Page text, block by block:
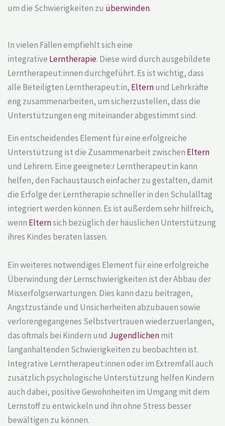
um die Schwierigkeiten zu überwinden.
In vielen Fällen empfiehlt sich eine
integrative Lerntherapie. Diese wird durch ausgebildete
Lerntherapeut:innen durchgeführt. Es ist wichtig, dass
alle Beteiligten Lerntherapeut:in, Elternund Lehrkräfte
eng zusammenarbeiten, um sicherzustellen, dass die
Unterstützungen eng miteinander abgestimmt sind.
Ein entscheidendes Element für eine erfolgreiche
Unterstützung ist die Zusammenarbeit zwischen Eltern
und Lehrern. Ein:e geeignete:r Lerntherapeut:in kann
helfen, den Fachaustausch einfacher zu gestalten, damit
die Erfolge der Lerntherapie schneller in den Schulalltag
integriert werden können. Es ist außerdem sehr hilfreich,
wenn Elternsich bezüglich der häuslichen Unterstützung
ihres Kindes beraten lassen.
Ein weiteres notwendiges Element für eine erfolgreiche
Überwindung der Lernschwierigkeiten ist der Abbau der
Misserfolgserwartungen. Dies kann dazu beitragen,
Angstzustände und Unsicherheiten abzubauen sowie
verlorengegangenes Selbstvertrauen wiederzuerlangen,
das oftmals bei Kindern und Jugendlichenmit
langanhaltenden Schwierigkeiten zu beobachten ist.
Integrative Lerntherapeut:innen oder im Extremfall auch
zusätzlich psychologische Unterstützung helfen Kindern
auch dabei, positive Gewohnheiten im Umgang mit dem
Lernstoff zu entwickeln und ihn ohne Stress besser
bewältigen zu können.